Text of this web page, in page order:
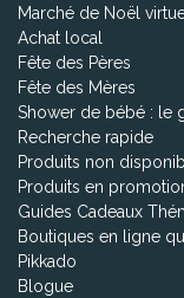
Marché de Noël
Achat local
Fête des Pères
Fête des Mères
Shower de bébé : le
Recherche rapide
Produits non
Produits en
Guides Cadeaux
Boutiques en ligne
Pikkado
Blogue